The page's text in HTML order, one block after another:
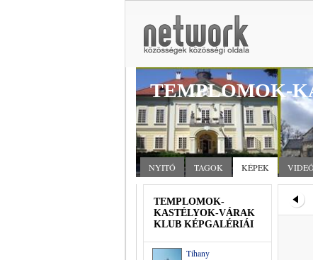
TEMPLOMOK-
NYITÓ TAGOK KÉPEK
TEMPLOMOK-
KASTÉLYOK-VÁRAK
KLUB KÉPGALÉRIÁI
Tihany